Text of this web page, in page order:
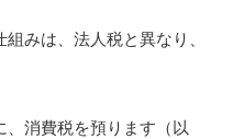
みは、法人税と異なり、
消費税を預ります（以